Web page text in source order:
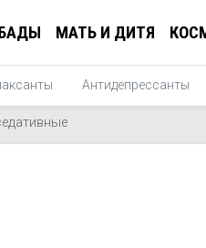
МАТЬ И ДИТЯ
Антидепрессанты